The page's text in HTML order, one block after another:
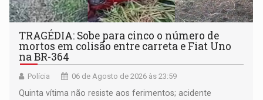
TRAGÉDIA: Sobe para cinco o número de
mortos em colisão entre carreta e Fiat Uno
na BR-364
Polícia 06 de Agosto de 2026 às 23:59
Quinta vítima não resiste aos ferimentos; acidente